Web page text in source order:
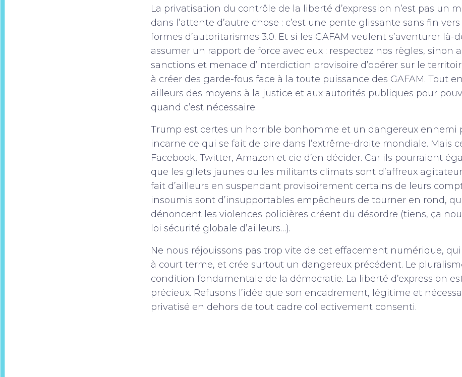
La privatisation du contrôle de la liberté d’expression n’est pas un
dans l’attente d’autre chose : c’est une pente glissante sans fin
formes d’autoritarismes 3.0. Et si les GAFAM veulent s’aventurer là-
assumer un rapport de force avec eux : respectez nos règles, sinon
sanctions et menace d’interdiction provisoire d’opérer sur le
à créer des garde-fous face à la toute puissance des GAFAM. Tout
ailleurs des moyens à la justice et aux autorités publiques pour
quand c’est nécessaire.
Trump est certes un horrible bonhomme et un dangereux ennemi
incarne ce qui se fait de pire dans l’extrême-droite mondiale. Mais
Facebook, Twitter, Amazon et cie d’en décider. Car ils pourraient
que les gilets jaunes ou les militants climats sont d’affreux
fait d’ailleurs en suspendant provisoirement certains de leurs
insoumis sont d’insupportables empêcheurs de tourner en rond,
dénoncent les violences policières créent du désordre (tiens, ça
loi sécurité globale d’ailleurs…).
Ne nous réjouissons pas trop vite de cet effacement numérique,
à court terme, et crée surtout un dangereux précédent. Le
condition fondamentale de la démocratie. La liberté d’expression
précieux. Refusons l’idée que son encadrement, légitime et
privatisé en dehors de tout cadre collectivement consenti.